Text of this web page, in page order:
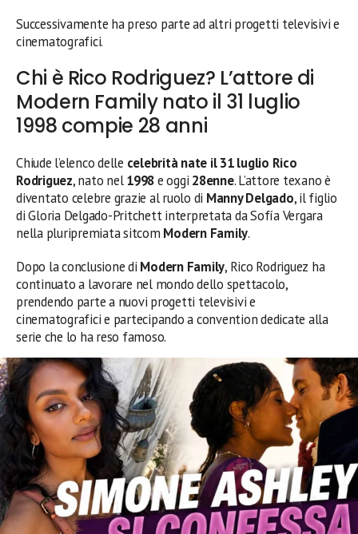
Successivamente ha preso parte ad altri progetti televisivi e
cinematografici.
Chi è Rico Rodriguez? L’attore di
Modern Family nato il 31 luglio
1998 compie 28 anni
Chiude l’elenco delle celebrità nate il 31 luglio Rico
Rodriguez, nato nel1998e oggi 28enne. L’attore texano è
diventato celebre grazie al ruolo di Manny Delgado, il figlio
di Gloria Delgado-Pritchett interpretata da Sofía Vergara
nella pluripremiata sitcom Modern Family.
Dopo la conclusione di Modern Family, Rico Rodriguez ha
continuato a lavorare nel mondo dello spettacolo,
prendendo parte a nuovi progetti televisivi e
cinematografici e partecipando a convention dedicate alla
serie che lo ha reso famoso.